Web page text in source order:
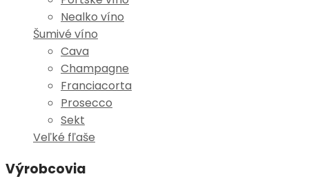
Nealko víno
Šumivé víno
Cava
Champagne
Franciacorta
Prosecco
Sekt
Veľké fľaše
Výrobcovia